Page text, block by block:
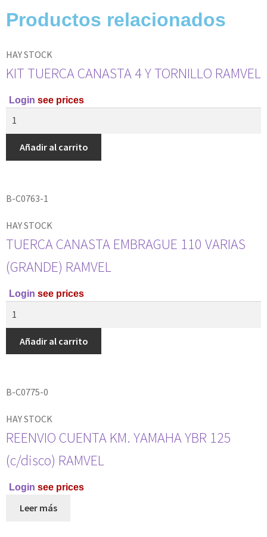
Productos relacionados
B-C0763-1
HAY STOCK
KIT TUERCA CANASTA 4 Y TORNILLO RAMVEL
Login see prices
Añadir al carrito
B-C0775-0
HAY STOCK
TUERCA CANASTA EMBRAGUE 110 VARIAS
(GRANDE) RAMVEL
Login see prices
Añadir al carrito
HAY STOCK
REENVIO CUENTA KM. YAMAHA YBR 125
(c/disco) RAMVEL
Login see prices
Leer más